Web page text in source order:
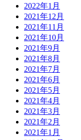
2022年1月
2021年12月
2021年11月
2021年10月
2021年9月
2021年8月
2021年7月
2021年6月
2021年5月
2021年4月
2021年3月
2021年2月
2021年1月